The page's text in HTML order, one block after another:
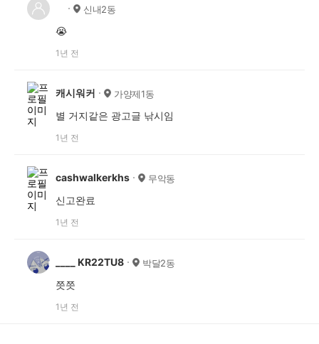
신내2동
😭
1년 전
캐시워커 가양제1동
별 거지같은 광고글 낚시임
1년 전
cashwalkerkhs 무악동
신고완료
1년 전
____ KR22TU8 박달2동
쯧쯧
1년 전